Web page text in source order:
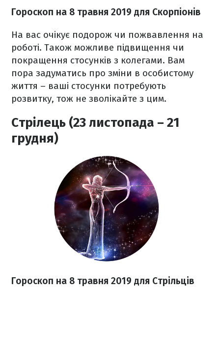
Гороскоп на 8 травня 2019 для Скорпіонів
На вас очікує подорож чи пожвавлення на
роботі. Також можливе підвищення чи
покращення стосунків з колегами. Вам
пора задуматись про зміни в особистому
життя – ваші стосунки потребують
розвитку, тож не зволікайте з цим.
Стрілець (23 листопада – 21
грудня)
Гороскоп на 8 травня 2019 для Стрільців